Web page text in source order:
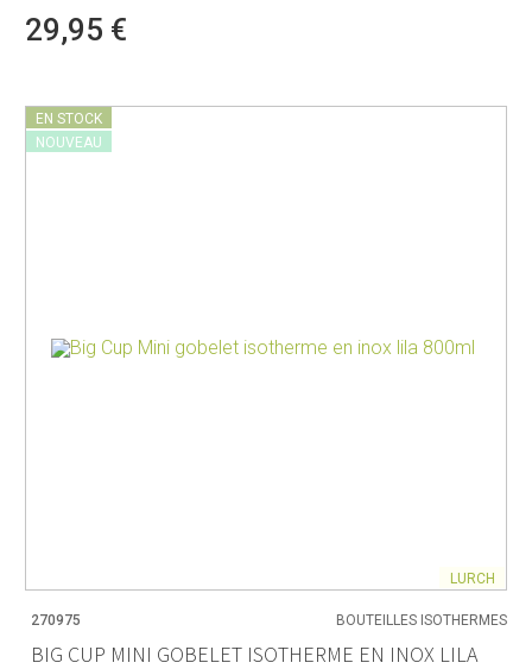
29,95 €
EN STOCK
NOUVEAU
LURCH
270975 BOUTEILLES ISOTHERMES
BIG CUP MINI GOBELET ISOTHERME EN INOX LILA